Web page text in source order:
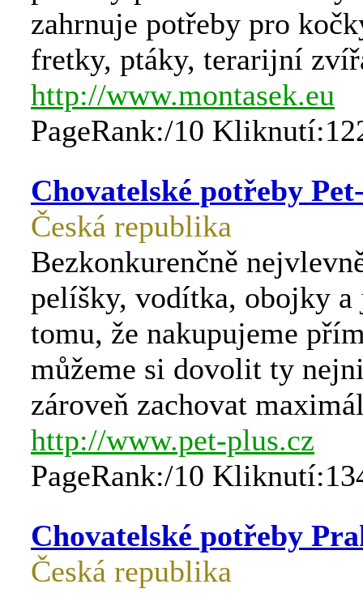
zahrnuje potřeby pro
fretky, ptáky, terarijní
http://www.montasek.eu
PageRank:/10
Chovatelské potřeby
Česká republika
Bezkonkurenčně
pelíšky, vodítka, obojky
tomu, že nakupujeme
můžeme si dovolit ty
zároveň zachovat
http://www.pet-plus.cz
PageRank:/10
Chovatelské potřeby
Česká republika